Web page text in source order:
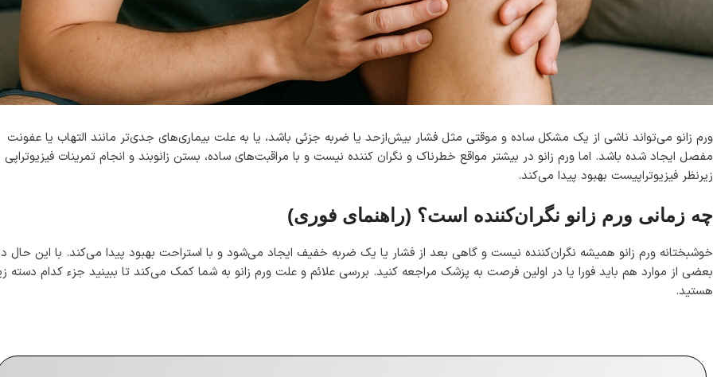
ورم زانو می‌تواند ناشی از یک مشکل ساده و موقتی مثل فشار بیش‌ازحد یا ضربه جزئی باشد، یا به علت بیماری‌های جدی‌تر مانند التهاب یا عفونت
مفصل ایجاد شده باشد. اما ورم زانو در بیشتر مواقع خطرناک و نگران کننده نیست و با مراقبت‌های ساده، بستن زانوبند و انجام تمرینات فیزیوتراپی
زیرنظر فیزیوتراپیست بهبود پیدا می‌کند.
چه زمانی ورم زانو نگران‌کننده است؟ (راهنمای فوری)
خوشبختانه ورم زانو همیشه نگران‌کننده نیست و گاهی بعد از فشار یا یک ضربه خفیف ایجاد می‌شود و با استراحت بهبود پیدا می‌کند. با این حال
بعضی از موارد هم باید فورا یا در اولین فرصت به پزشک مراجعه کنید. بررسی علائم و علت ورم زانو به شما کمک می‌کند تا ببینید جزء کدام دسته
هستید.